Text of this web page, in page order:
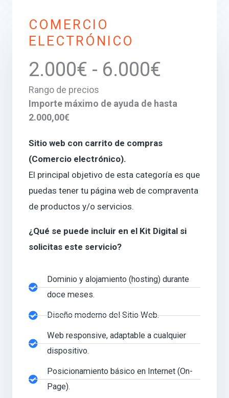
COMERCIO
ELECTRÓNICO
2.000€ - 6.000€
Rango de precios
Importe máximo de ayuda de hasta
2.000,00€
Sitio web con carrito de compras
(Comercio electrónico).
El principal objetivo de esta categoría es que
puedas tener tu página web de compraventa
de productos y/o servicios.
¿Qué se puede incluir en el Kit Digital si
solicitas este servicio?
Dominio y alojamiento (hosting) durante
doce meses.
Diseño moderno del Sitio Web.
Web responsive, adaptable a cualquier
dispositivo.
Posicionamiento básico en Internet (On-
Page).